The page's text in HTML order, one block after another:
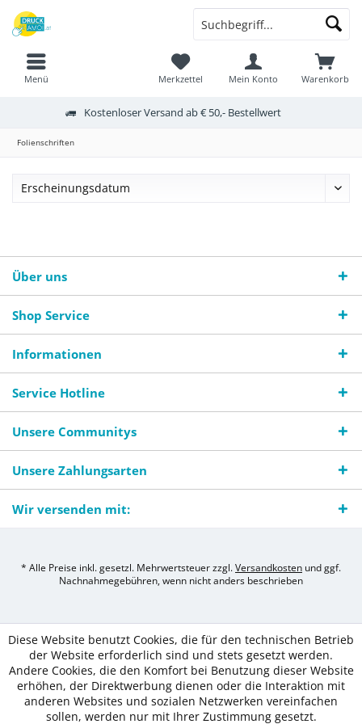
Kostenloser Versand ab € 50,- Bestellwert
Warenkorb
Merkzettel Mein Konto
Menü
Folienschriften
Über uns
Shop Service
Informationen
Service Hotline
Unsere Communitys
Unsere Zahlungsarten
Wir versenden mit:
* Alle Preise inkl. gesetzl. Mehrwertsteuer zzgl.Versandkosten und ggf.
Nachnahmegebühren, wenn nicht anders beschrieben
Diese Website benutzt Cookies, die für den technischen Betrieb
der Website erforderlich sind und stets gesetzt werden.
Andere Cookies, die den Komfort bei Benutzung dieser Website
erhöhen, der Direktwerbung dienen oder die Interaktion mit
anderen Websites und sozialen Netzwerken vereinfachen
sollen, werden nur mit Ihrer Zustimmung gesetzt.